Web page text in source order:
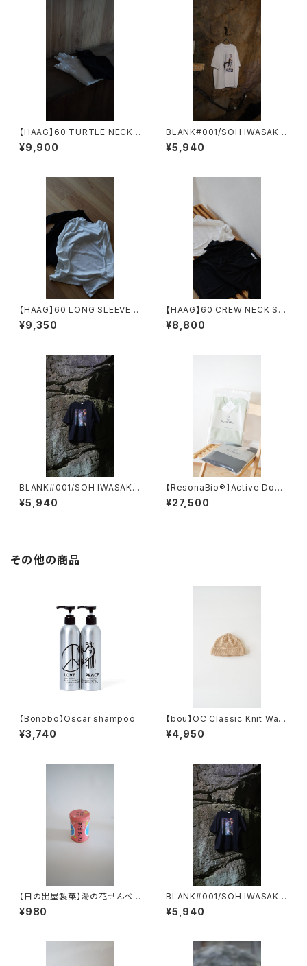
【HAAG】60 TURTLE NECK
SHIRT
¥9,900
BLANK#001/SOH IWASAKI
EROSION 02 岩肌
¥5,940
【HAAG】60 LONG SLEEVE S
HIRT
¥9,350
【HAAG】60 CREW NECK SHI
RT
¥8,800
BLANK#001/SOH IWASAKI
EROSION 01 苔
¥5,940
【ResonaBio®】Active Doub
le Knit Shirt
¥27,500
その他の商品
【Bonobo】Oscar shampoo
¥3,740
【bou】OC Classic Knit Watc
h
¥4,950
【日の出屋製菓】湯の花せんべい
（丸缶）
¥980
BLANK#001/SOH IWASAKI
EROSION 01 苔
¥5,940